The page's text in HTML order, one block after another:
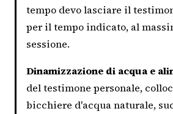
tempo devo lasciare il
per il tempo indicato, al
sessione.
Dinamizzazione di acqua e
del testimone personale,
bicchiere d'acqua naturale,